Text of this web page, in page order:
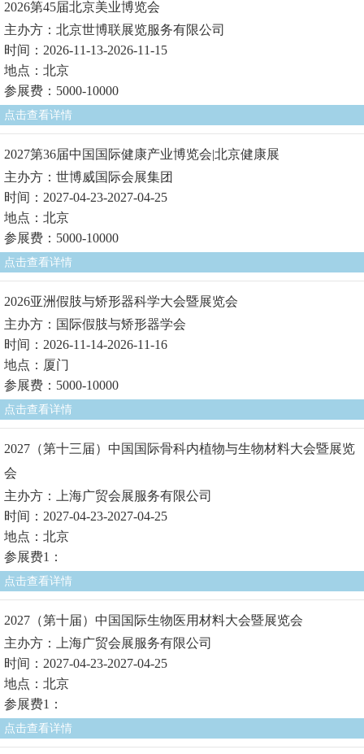
2026第45届北京美业博览会
主办方：北京世博联展览服务有限公司
时间：2026-11-13-2026-11-15
地点：北京
参展费：5000-10000
点击查看详情
2027第36届中国国际健康产业博览会|北京健康展
主办方：世博威国际会展集团
时间：2027-04-23-2027-04-25
地点：北京
参展费：5000-10000
点击查看详情
2026亚洲假肢与矫形器科学大会暨展览会
主办方：国际假肢与矫形器学会
时间：2026-11-14-2026-11-16
地点：厦门
参展费：5000-10000
点击查看详情
2027（第十三届）中国国际骨科内植物与生物材料大会暨展览
会
主办方：上海广贸会展服务有限公司
时间：2027-04-23-2027-04-25
地点：北京
参展费1：
点击查看详情
2027（第十届）中国国际生物医用材料大会暨展览会
主办方：上海广贸会展服务有限公司
时间：2027-04-23-2027-04-25
地点：北京
参展费1：
点击查看详情